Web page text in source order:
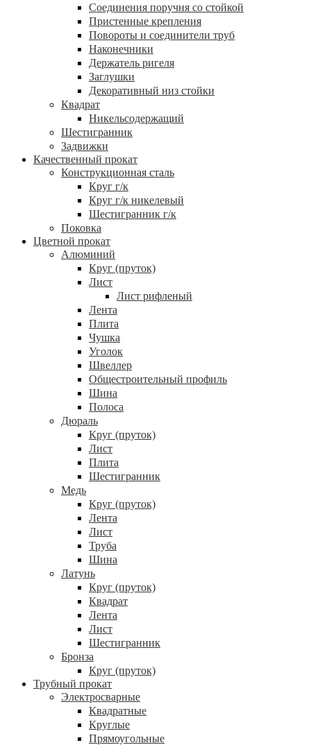
Соединения поручня со стойкой
Пристенные крепления
Повороты и соединители труб
Наконечники
Держатель ригеля
Заглушки
Декоративный низ стойки
Квадрат
Никельсодержащий
Шестигранник
Задвижки
Качественный прокат
Конструкционная сталь
Круг г/к
Круг г/к никелевый
Шестигранник г/к
Поковка
Цветной прокат
Алюминий
Круг (пруток)
Лист
Лист рифленый
Лента
Плита
Чушка
Уголок
Швеллер
Общестроительный профиль
Шина
Полоса
Дюраль
Круг (пруток)
Лист
Плита
Шестигранник
Медь
Круг (пруток)
Лента
Лист
Труба
Шина
Латунь
Круг (пруток)
Квадрат
Лента
Лист
Шестигранник
Бронза
Круг (пруток)
Трубный прокат
Электросварные
Квадратные
Круглые
Прямоугольные